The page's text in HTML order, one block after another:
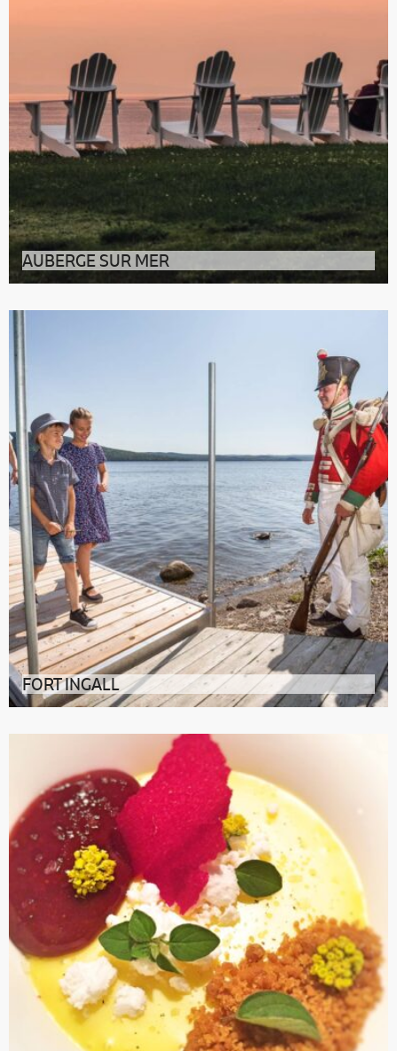
AUBERGE SUR MER
Cap sur Notre-Dame-du-Portage, un charmant village
FORT INGALL
Au Bas-Saint-Laurent, une forteresse historique se
dresse à proximité du lac Tém